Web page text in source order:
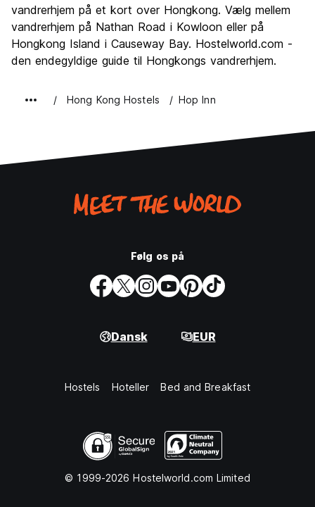
Fester
8.4
Værdi for pengene
vandrerhjem på et kort over Hongkong. Vælg mellem
vandrerhjem på Nathan Road i Kowloon eller på
Hongkong Island i Causeway Bay. Hostelworld.com -
den endegyldige guide til Hongkongs vandrerhjem.
Hong Kong Hostels Hop Inn
Følg os på
Dansk EUR
Hostels Hoteller Bed and Breakfast
© 1999-2026 Hostelworld.com Limited